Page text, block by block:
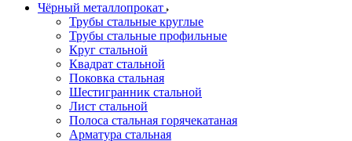
Чёрный металлопрокат
Трубы стальные круглые
Трубы стальные профильные
Круг стальной
Квадрат стальной
Поковка стальная
Шестигранник стальной
Лист стальной
Полоса стальная горячекатаная
Арматура стальная